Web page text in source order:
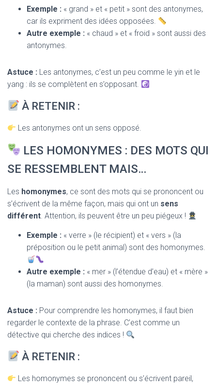
Exemple : « grand » et « petit » sont des antonymes,
car ils expriment des idées opposées.
Autre exemple : « chaud » et « froid » sont aussi des
antonymes.
Astuce : Les antonymes, c’est un peu comme le yin et le
yang : ils se complètent en s’opposant.
À RETENIR :
Les antonymes ont un sens opposé.
LES HOMONYMES : DES MOTS QUI
SE RESSEMBLENT MAIS…
Les homonymes, ce sont des mots qui se prononcent ou
s’écrivent de la même façon, mais qui ont un sens
différent. Attention, ils peuvent être un peu piégeux !
Exemple : « verre » (le récipient) et « vers » (la
préposition ou le petit animal) sont des homonymes.
Autre exemple : « mer » (l’étendue d’eau) et « mère »
(la maman) sont aussi des homonymes.
Astuce : Pour comprendre les homonymes, il faut bien
regarder le contexte de la phrase. C’est comme un
détective qui cherche des indices !
À RETENIR :
Les homonymes se prononcent ou s’écrivent pareil,